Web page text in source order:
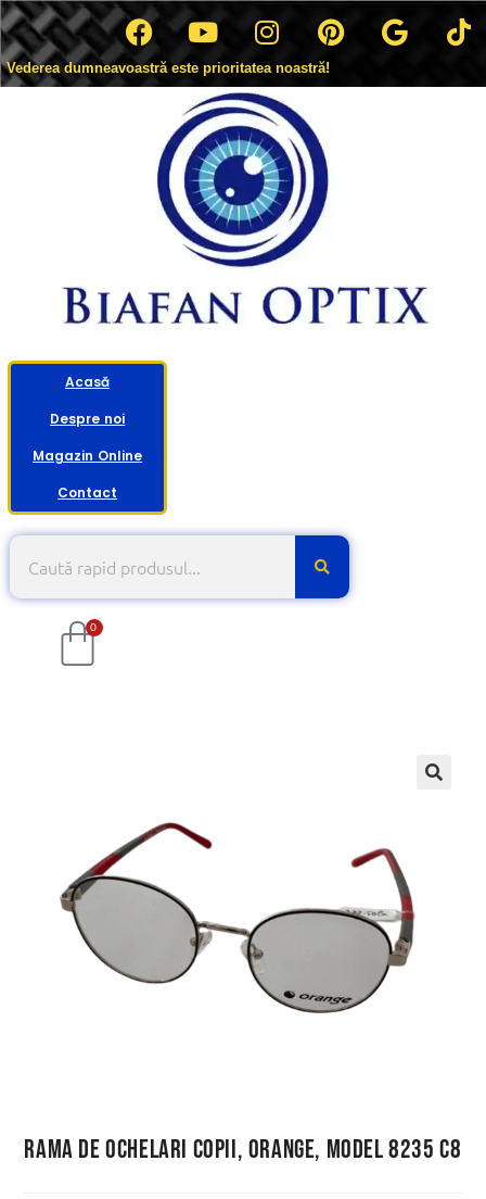
Vederea dumneavoastră este prioritatea noastră!
Acasă
Despre noi
Magazin Online
Contact
0
Rama de ochelari copii, Orange, model 8235 C8